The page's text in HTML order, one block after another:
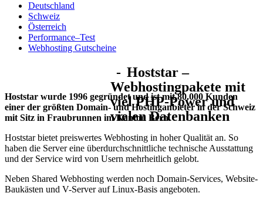
Deutschland
Schweiz
Österreich
Performance–Test
Webhosting Gutscheine
Hoststar–
Webhostingpakete mit
viel PHP-Power und
vielen Datenbanken
Hoststar wurde 1996 gegründet und ist mit 80.000 Kunden
einer der größten Domain- und Hostinganbieter in der Schweiz
mit Sitz in Fraubrunnen im Kanton Bern.
Hoststar bietet preiswertes Webhosting in hoher Qualität an. So
haben die Server eine überdurchschnittliche technische Ausstattung
und der Service wird von Usern mehrheitlich gelobt.
Neben Shared Webhosting werden noch Domain-Services, Website-
Baukästen und V-Server auf Linux-Basis angeboten.